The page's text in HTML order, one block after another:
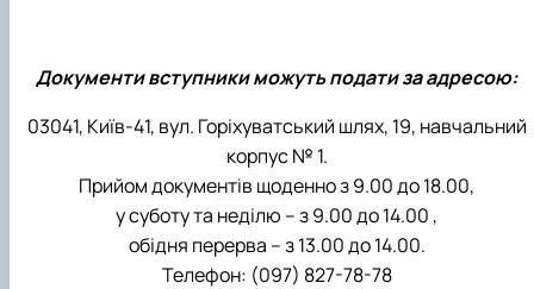
Документи вступники можуть подати за адресою:
03041, Київ-41, вул. Горіхуватський шлях, 19, навчальний
корпус № 1.
Прийом документів щоденно з 9.00 до 18.00,
у суботу та неділю – з 9.00 до 14.00 ,
обідня перерва – з 13.00 до 14.00.
Телефон: (097) 827-78-78